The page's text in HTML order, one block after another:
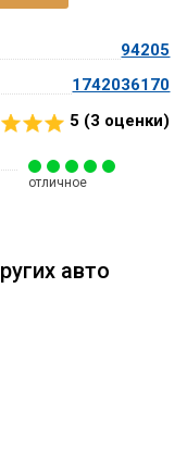
94205
1742036170
5 (3 оценки)
отличное
авто